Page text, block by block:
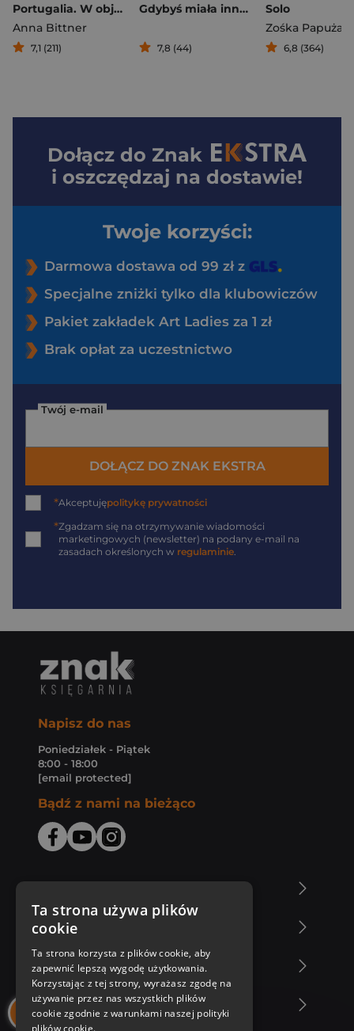
Portugalia. W objęciach oceanu
Anna Bittner
7,1 (211)
Gdybyś miała inne imię
7,8 (44)
Solo
Zośka
6,8 (364)
Dołącz do Znak
i oszczędzaj na dostawie!
Twoje korzyści:
Darmowa dostawa od 99 zł z
Specjalne zniżki tylko dla klubowiczów
Pakiet zakładek Art Ladies za 1 zł
Brak opłat za uczestnictwo
Twój e-mail
DOŁĄCZ DO ZNAK EKSTRA
*Akceptujępolitykę prywatności
*Zgadzam się na otrzymywanie wiadomości
marketingowych (newsletter) na podany e-mail na
zasadach określonych w regulaminie
Napisz do nas
Poniedziałek - Piątek
8:00 - 18:00
[email protected]
Bądź z nami na bieżąco
Zakupy u nas
Nasza oferta
Nasi autorzy
Ta strona używa plików
cookie
Ta strona korzysta z plików cookie, aby
zapewnić lepszą wygodę użytkowania.
Korzystając z tej strony, wyrażasz zgodę na
używanie przez nas wszystkich plików
cookie zgodnie z warunkami naszej polityki
plików cookie.